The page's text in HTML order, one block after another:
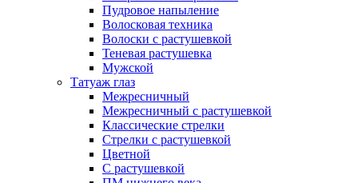
Пудровое напыление
Волосковая техника
Волоски с растушевкой
Теневая растушевка
Мужской
Татуаж глаз
Межресничный
Межресничный с растушевкой
Классические стрелки
Стрелки с растушевкой
Цветной
С растушевкой